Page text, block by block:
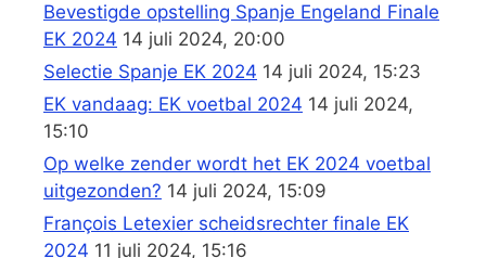
Bevestigde opstelling Spanje Engeland Finale
EK 2024 14 juli 2024, 20:00
Selectie Spanje EK 2024 14 juli 2024, 15:23
EK vandaag: EK voetbal 2024 14 juli 2024,
15:10
Op welke zender wordt het EK 2024 voetbal
uitgezonden? 14 juli 2024, 15:09
François Letexier scheidsrechter finale EK
2024 11 juli 2024, 15:16